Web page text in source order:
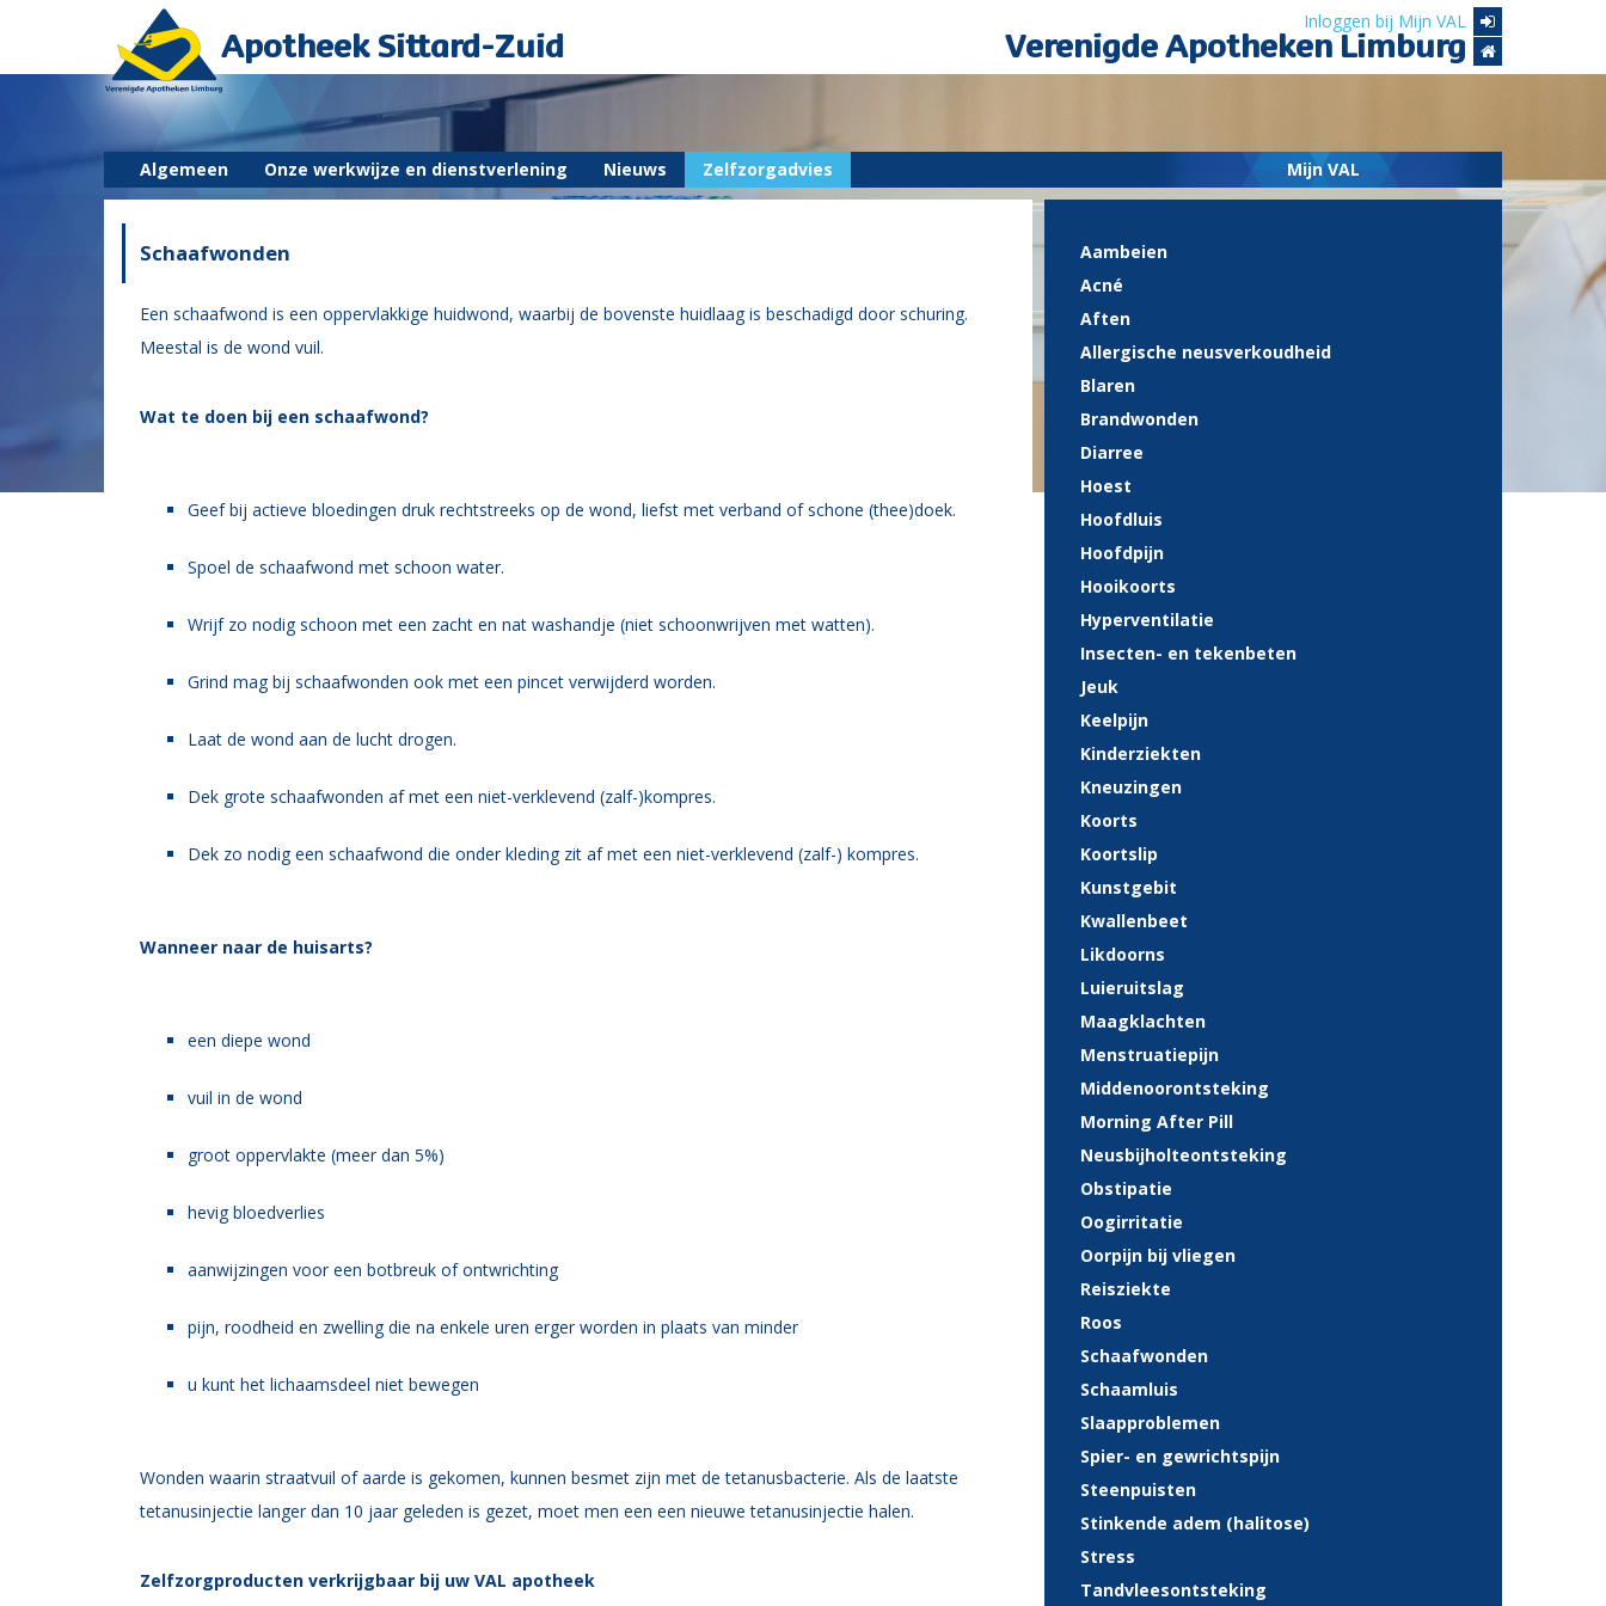
Inloggen bij Mijn VAL
Apotheek Sittard-Zuid Verenigde Apotheken Limburg
Algemeen Onze werkwijze en dienstverlening Nieuws Zelfzorgadvies Mijn VAL
Schaafwonden
Een schaafwond is een oppervlakkige huidwond, waarbij de bovenste huidlaag is beschadigd door schuring.
Meestal is de wond vuil.
Wat te doen bij een schaafwond?
Geef bij actieve bloedingen druk rechtstreeks op de wond, liefst met verband of schone (thee)doek.
Spoel de schaafwond met schoon water.
Wrijf zo nodig schoon met een zacht en nat washandje (niet schoonwrijven met watten).
Grind mag bij schaafwonden ook met een pincet verwijderd worden.
Laat de wond aan de lucht drogen.
Dek grote schaafwonden af met een niet-verklevend (zalf-)kompres.
Dek zo nodig een schaafwond die onder kleding zit af met een niet-verklevend (zalf-) kompres.
Wanneer naar de huisarts?
een diepe wond
vuil in de wond
groot oppervlakte (meer dan 5%)
hevig bloedverlies
aanwijzingen voor een botbreuk of ontwrichting
pijn, roodheid en zwelling die na enkele uren erger worden in plaats van minder
u kunt het lichaamsdeel niet bewegen
Wonden waarin straatvuil of aarde is gekomen, kunnen besmet zijn met de tetanusbacterie. Als de laatste
tetanusinjectie langer dan 10 jaar geleden is gezet, moet men een een nieuwe tetanusinjectie halen.
Zelfzorgproducten verkrijgbaar bij uw VAL apotheek
Aambeien
Acné
Aften
Allergische neusverkoudheid
Blaren
Brandwonden
Diarree
Hoest
Hoofdluis
Hoofdpijn
Hooikoorts
Hyperventilatie
Insecten- en tekenbeten
Jeuk
Keelpijn
Kinderziekten
Kneuzingen
Koorts
Koortslip
Kunstgebit
Kwallenbeet
Likdoorns
Luieruitslag
Maagklachten
Menstruatiepijn
Middenoorontsteking
Morning After Pill
Neusbijholteontsteking
Obstipatie
Oogirritatie
Oorpijn bij vliegen
Reisziekte
Roos
Schaafwonden
Schaamluis
Slaapproblemen
Spier- en gewrichtspijn
Steenpuisten
Stinkende adem (halitose)
Stress
Tandvleesontsteking